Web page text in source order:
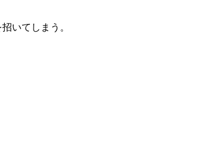
いてしまう。